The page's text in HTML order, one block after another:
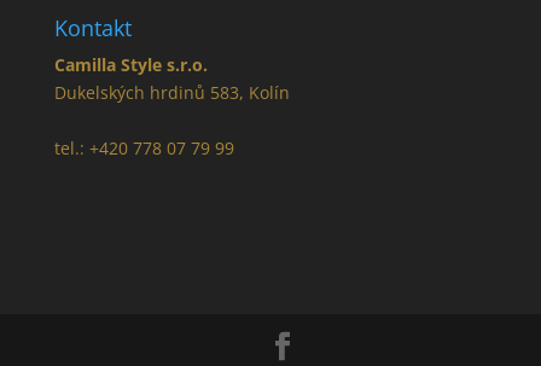
Kontakt
Camilla Style s.r.o.
Dukelských hrdinů 583, Kolín
tel.: +420 778 07 79 99